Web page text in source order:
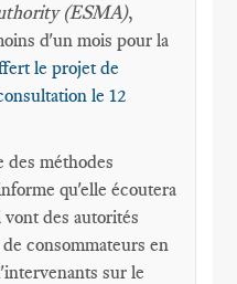
(ESMA),
d'un mois pour la
le projet de
le 12
des méthodes
qu'elle écoutera
des autorités
consommateurs en
sur le